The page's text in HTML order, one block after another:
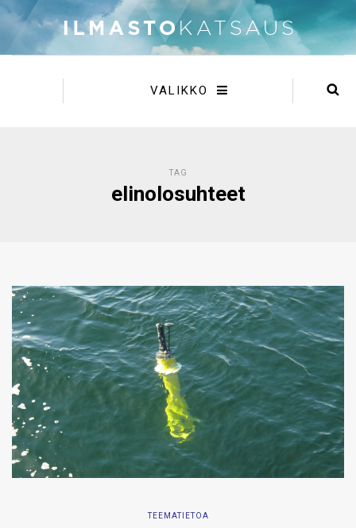
VALIKKO
TAG
elinolosuhteet
TEEMATIETOA